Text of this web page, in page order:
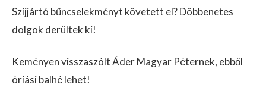
Szijjártó bűncselekményt követett el? Döbbenetes
dolgok derültek ki!
Keményen visszaszólt Áder Magyar Péternek, ebből
óriási balhé lehet!